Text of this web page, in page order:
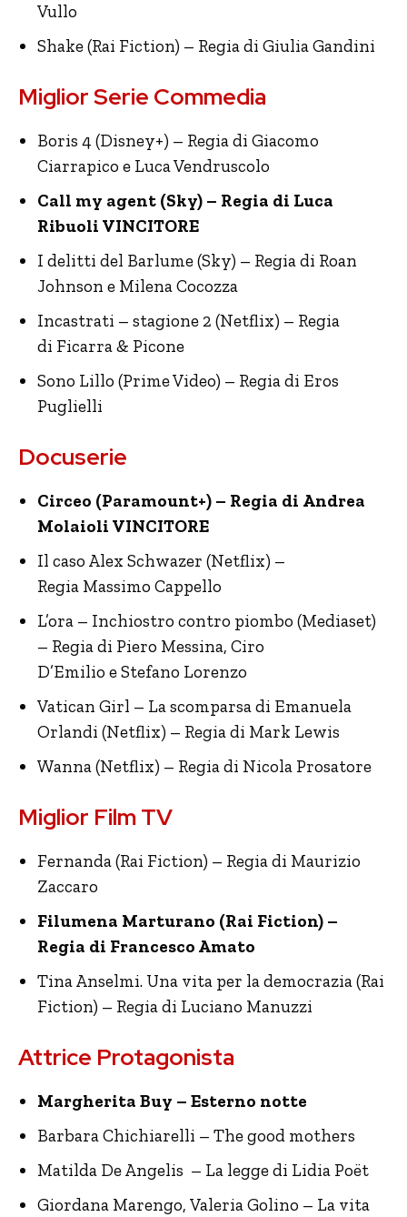
Vullo
Shake (Rai Fiction) – Regia di Giulia Gandini
Miglior Serie Commedia
Boris 4 (Disney+) – Regia di Giacomo
Ciarrapico e Luca Vendruscolo
Call my agent (Sky) – Regia di Luca
Ribuoli VINCITORE
I delitti del Barlume (Sky) – Regia di Roan
Johnson e Milena Cocozza
Incastrati – stagione 2 (Netflix) – Regia
di Ficarra & Picone
Sono Lillo (Prime Video) – Regia di Eros
Puglielli
Docuserie
Circeo (Paramount+) – Regia di Andrea
Molaioli VINCITORE
Il caso Alex Schwazer (Netflix) –
Regia Massimo Cappello
L’ora – Inchiostro contro piombo (Mediaset)
– Regia di Piero Messina, Ciro
D’Emilio e Stefano Lorenzo
Vatican Girl – La scomparsa di Emanuela
Orlandi (Netflix) – Regia di Mark Lewis
Wanna (Netflix) – Regia di Nicola Prosatore
Miglior Film TV
Fernanda (Rai Fiction) – Regia di Maurizio
Zaccaro
Filumena Marturano (Rai Fiction) –
Regia di Francesco Amato
Tina Anselmi. Una vita per la democrazia (Rai
Fiction) – Regia di Luciano Manuzzi
Attrice Protagonista
Margherita Buy – Esterno notte
Barbara Chichiarelli – The good mothers
Matilda De Angelis – La legge di Lidia Poët
Giordana Marengo, Valeria Golino – La vita